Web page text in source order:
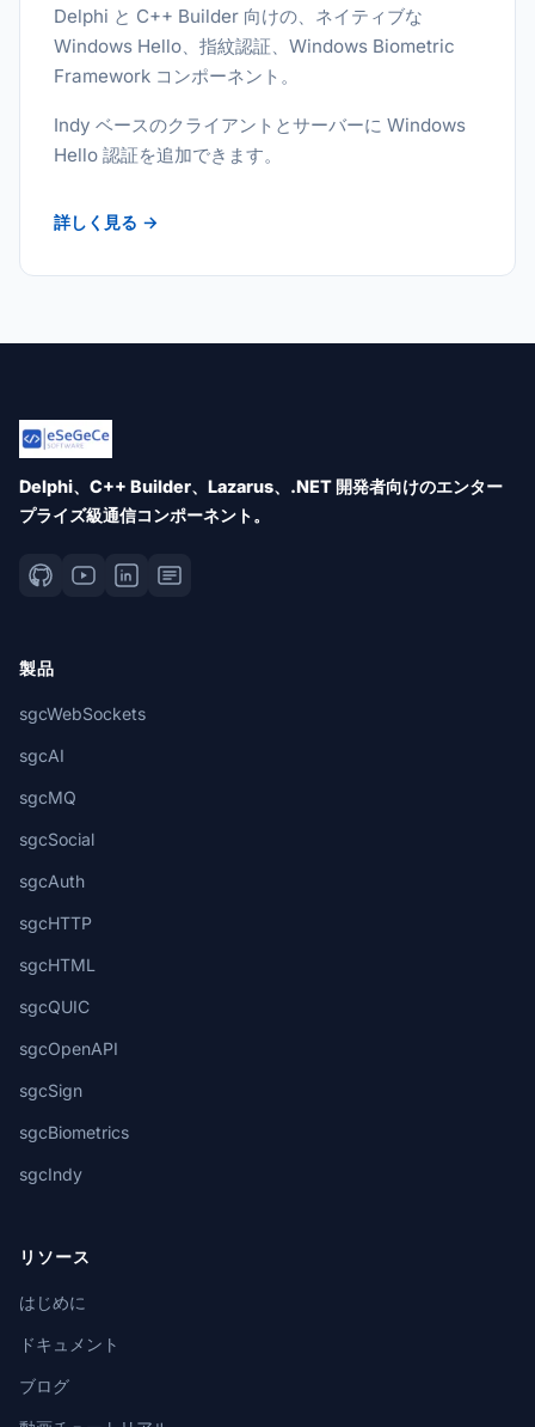
Delphi と C++ Builder 向けの、ネイティブな
Windows Hello、指紋認証、Windows Biometric
Framework コンポーネント。
Indy ベースのクライアントとサーバーに Windows
Hello 認証を追加できます。
詳しく見る →
Delphi、C++ Builder、Lazarus、.NET 開発者向けのエンター
プライズ級通信コンポーネント。
製品
sgcWebSockets
sgcAI
sgcMQ
sgcSocial
sgcAuth
sgcHTTP
sgcHTML
sgcQUIC
sgcOpenAPI
sgcSign
sgcBiometrics
sgcIndy
リソース
はじめに
ドキュメント
ブログ